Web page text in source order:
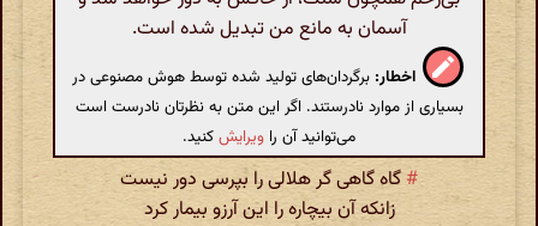
آسمان به مانع من تبدیل شده است.
اخطار: برگردان‌های تولید شده توسط هوش مصنوعی در
بسیاری از موارد نادرستند. اگر این متن به نظرتان نادرست است
می‌توانید آن را ویرایشکنید.
# گاه گاهی گر هلالی را بپرسی دور نیست
زانکه آن بیچاره را این آرزو بیمار کرد